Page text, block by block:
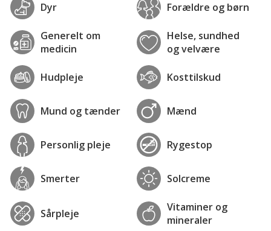
Dyr Forældre og børn
Generelt om
medicin
Helse, sundhed
og velvære
Hudpleje Kosttilskud
Mund og tænder Mænd
Personlig pleje Rygestop
Smerter Solcreme
Sårpleje
Vitaminer og
mineraler